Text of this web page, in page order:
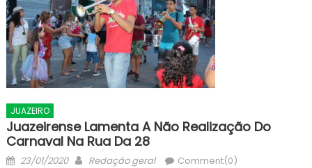
JUAZEIRO
Juazeirense Lamenta A Não Realização Do
Carnaval Na Rua Da 28
Posted
23/01/2020 Author
Redação geral Comment(0)